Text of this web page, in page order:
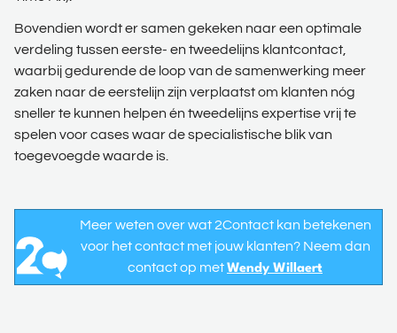
Bovendien wordt er samen gekeken naar een optimale
verdeling tussen eerste- en tweedelijns klantcontact,
waarbij gedurende de loop van de samenwerking meer
zaken naar de eerstelijn zijn verplaatst om klanten nóg
sneller te kunnen helpen én tweedelijns expertise vrij te
spelen voor cases waar de specialistische blik van
toegevoegde waarde is.
Meer weten over wat 2Contact kan betekenen
voor het contact met jouw klanten? Neem dan
contact op met Wendy Willaert